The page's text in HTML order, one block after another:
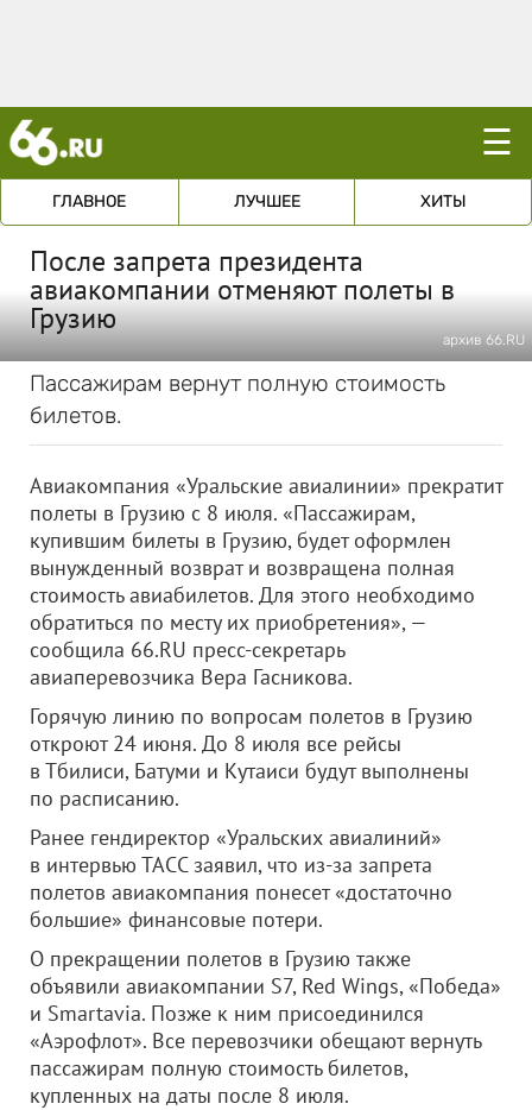
☰
ГЛАВНОЕ ЛУЧШЕЕ ХИТЫ
После запрета президента
авиакомпании отменяют полеты в
Грузию
архив 66.RU
Пассажирам вернут полную стоимость
билетов.
Авиакомпания «Уральские авиалинии» прекратит
полеты в Грузию с 8 июля. «Пассажирам,
купившим билеты в Грузию, будет оформлен
вынужденный возврат и возвращена полная
стоимость авиабилетов. Для этого необходимо
обратиться по месту их приобретения», —
сообщила 66.RU пресс-секретарь
авиаперевозчика Вера Гасникова.
Горячую линию по вопросам полетов в Грузию
откроют 24 июня. До 8 июля все рейсы
в Тбилиси, Батуми и Кутаиси будут выполнены
по расписанию.
Ранее гендиректор «Уральских авиалиний»
в интервью ТАСС заявил, что из-за запрета
полетов авиакомпания понесет «достаточно
большие» финансовые потери.
О прекращении полетов в Грузию также
объявили авиакомпании S7, Red Wings, «Победа»
и Smartavia. Позже к ним присоединился
«Аэрофлот». Все перевозчики обещают вернуть
пассажирам полную стоимость билетов,
купленных на даты после 8 июля.